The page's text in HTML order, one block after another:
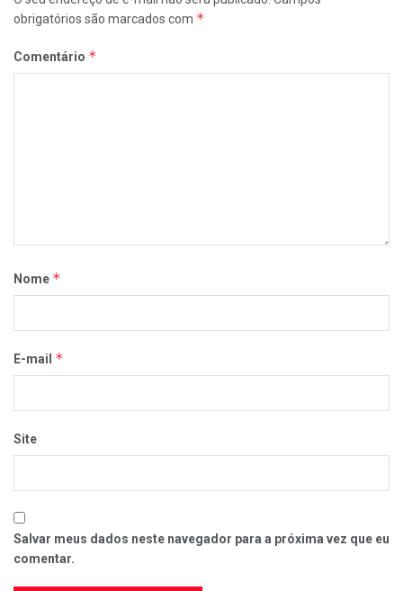
obrigatórios são marcados com *
Comentário *
Nome *
E-mail *
Site
Salvar meus dados neste navegador para a próxima vez que eu
comentar.